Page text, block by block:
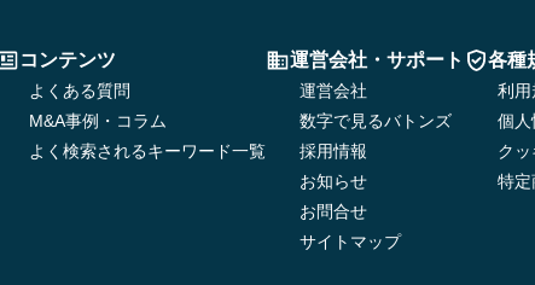
コンテンツ
よくある質問
M&A事例・コラム
よく検索されるキーワード一覧
運営会社・サポート
運営会社
数字で見るバトンズ
採用情報
お知らせ
お問合せ
サイトマップ
各種
利用
個
ク
特